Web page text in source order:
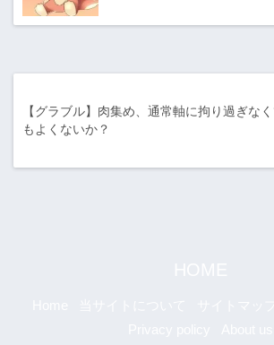
【グラブル】肉集め、通常軸に拘り過ぎな
もよくないか？